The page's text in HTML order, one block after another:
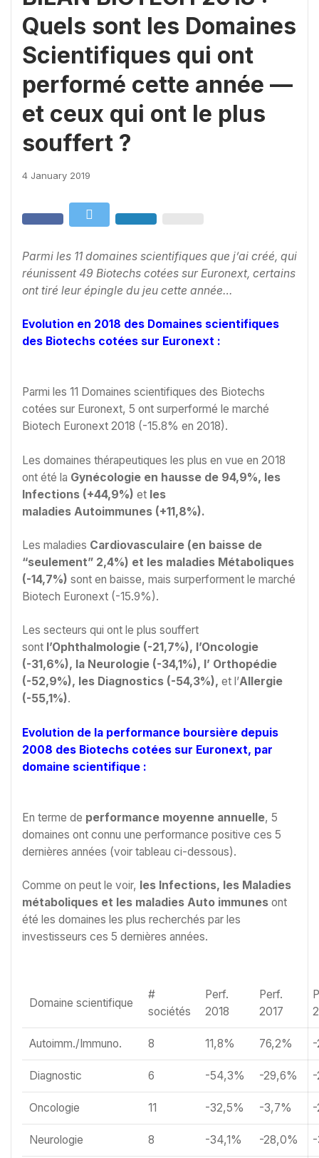
Quels sont les Domaines
Scientifiques qui ont
performé cette année —
et ceux qui ont le plus
souffert ?
4 January 2019
Parmi les 11 domaines scientifiques que j’ai créé, qui
réunissent 49 Biotechs cotées sur Euronext, certains
ont tiré leur épingle du jeu cette année…
Evolution en 2018 des Domaines scientifiques
des Biotechs cotées sur Euronext :
Parmi les 11 Domaines scientifiques des Biotechs
cotées sur Euronext, 5 ont surperformé le marché
Biotech Euronext 2018 (-15.8% en 2018).
Les domaines thérapeutiques les plus en vue en 2018
ont été la Gynécologie en hausse de 94,9%, les
Infections (+44,9%) et les
maladies Autoimmunes (+11,8%).
Les maladies Cardiovasculaire (en baisse de
“seulement” 2,4%) et les maladies Métaboliques
(-14,7%) sont en baisse, mais surperforment le marché
Biotech Euronext (-15.9%).
Les secteurs qui ont le plus souffert
sont l’Ophthalmologie (-21,7%), l’Oncologie
(-31,6%), la Neurologie (-34,1%), l’ Orthopédie
(-52,9%), les Diagnostics (-54,3%), et l’Allergie
(-55,1%).
Evolution de la performance boursière depuis
2008 des Biotechs cotées sur Euronext, par
domaine scientifique :
En terme de performance moyenne annuelle, 5
domaines ont connu une performance positive ces 5
dernières années (voir tableau ci-dessous).
Comme on peut le voir, les Infections, les Maladies
métaboliques et les maladies Auto immunes ont
été les domaines les plus recherchés par les
investisseurs ces 5 dernières années.
Domaine scientifique
#
sociétés
Perf.
2018
Perf.
2017
Autoimm./Immuno. 8 11,8% 76,2%
Diagnostic 6 -54,3% -29,6%
Oncologie 11 -32,5% -3,7%
Neurologie 8 -34,1% -28,0%